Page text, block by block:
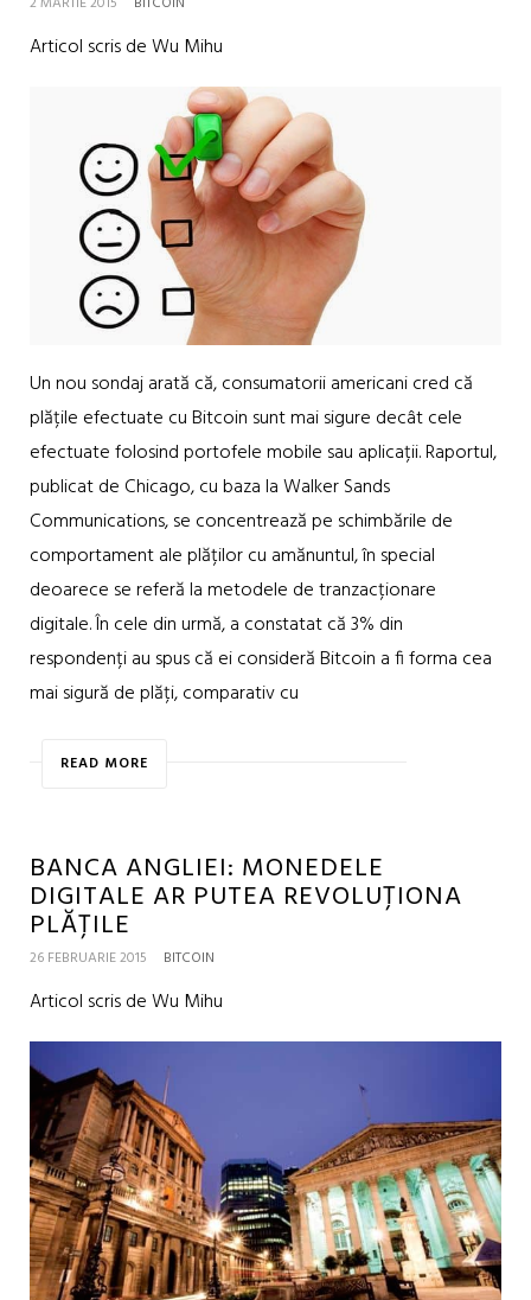
Articol scris de Wu Mihu
Un nou sondaj arată că, consumatorii americani cred că
plățile efectuate cu Bitcoin sunt mai sigure decât cele
efectuate folosind portofele mobile sau aplicații. Raportul,
publicat de Chicago, cu baza la Walker Sands
Communications, se concentrează pe schimbările de
comportament ale plăților cu amănuntul, în special
deoarece se referă la metodele de tranzacționare
digitale. În cele din urmă, a constatat că 3% din
respondenți au spus că ei consideră Bitcoin a fi forma cea
mai sigură de plăți, comparativ cu
READ MORE
BANCA ANGLIEI: MONEDELE
DIGITALE AR PUTEA REVOLUȚIONA
PLĂȚILE
26 FEBRUARIE 2015 BITCOIN
Articol scris de Wu Mihu